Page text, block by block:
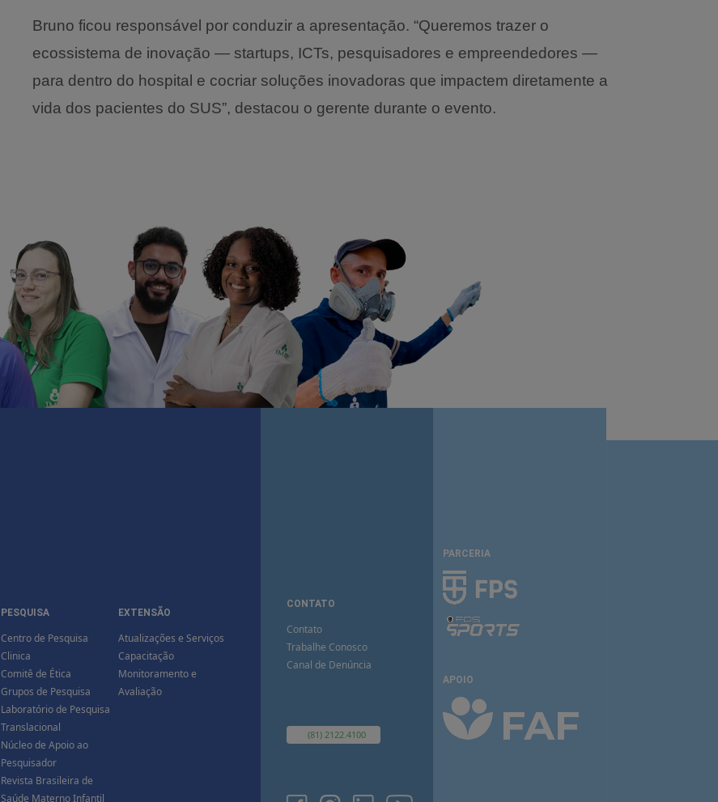
Bruno ficou responsável por conduzir a apresentação. “Queremos trazer o
ecossistema de inovação — startups, ICTs, pesquisadores e empreendedores —
para dentro do hospital e cocriar soluções inovadoras que impactem diretamente a
vida dos pacientes do SUS”, destacou o gerente durante o evento.
PESQUISA
Centro de Pesquisa
Clinica
Comitê de Ética
Grupos de Pesquisa
Laboratório de Pesquisa
Translacional
Núcleo de Apoio ao
Pesquisador
Revista Brasileira de
Saúde Materno Infantil
EXTENSÃO
Atualizações e Serviços
Capacitação
Monitoramento e
Avaliação
CONTATO
Contato
Trabalhe Conosco
Canal de Denúncia
(81) 2122.4100
PARCERIA
APOIO